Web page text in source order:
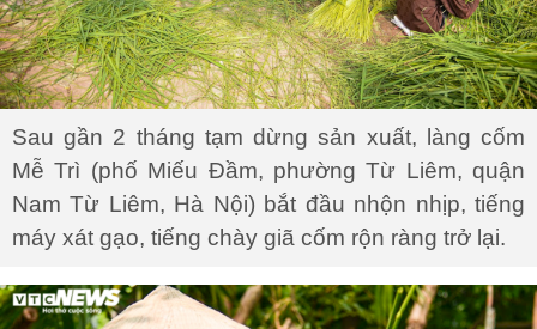
Sau gần 2 tháng tạm dừng sản xuất, làng cốm
Mễ Trì (phố Miếu Đầm, phường Từ Liêm, quận
Nam Từ Liêm, Hà Nội) bắt đầu nhộn nhịp, tiếng
máy xát gạo, tiếng chày giã cốm rộn ràng trở lại.